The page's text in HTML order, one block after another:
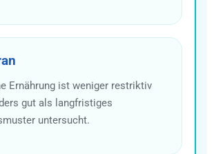
Ernährung ist weniger restriktiv
gut als langfristiges
untersucht.